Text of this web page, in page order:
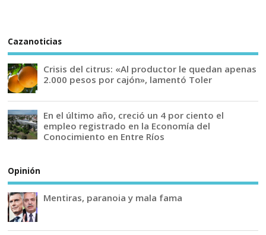
Cazanoticias
Crisis del citrus: «Al productor le quedan apenas
2.000 pesos por cajón», lamentó Toler
En el último año, creció un 4 por ciento el
empleo registrado en la Economía del
Conocimiento en Entre Ríos
Opinión
Mentiras, paranoia y mala fama